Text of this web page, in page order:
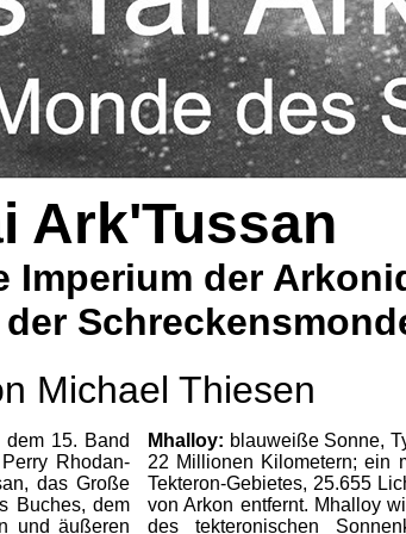
Ark'Tussan
Imperium der
Michael Thiesen
dem 15. Band
Rhodan-
das Große
Buches, dem
und äußeren
Mhalloy: blauweiße Sonne,
22 Millionen Kilometern; ein
Tekteron-Gebietes, 25.655
von Arkon entfernt. Mhalloy
des tekteronischen